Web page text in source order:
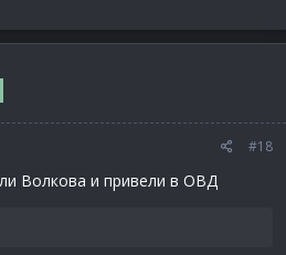
#18
Волкова и привели в ОВД